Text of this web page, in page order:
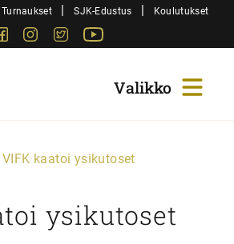
Turnaukset | SJK-Edustus | Koulutukset
FacebookInstagram
Twitter
VIFK kaatoi ysikutoset
ysikutoset